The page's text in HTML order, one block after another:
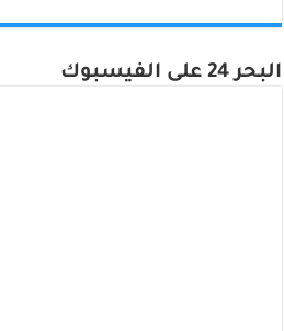
البحر 24 على الفيسبوك